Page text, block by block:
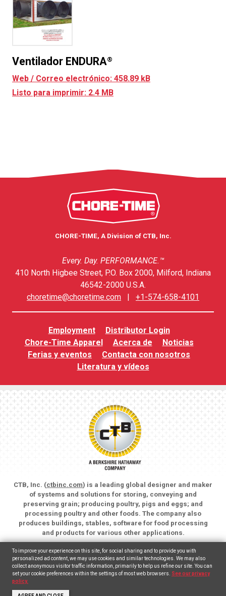
Ventilador ENDURA®
Web / Correo electrónico: 458.89 kB
Listo para imprimir: 2.4 MB
CHORE-TIME, A Division of CTB, Inc.
Every. Day. PERFORMANCE.™
410 North Higbee Street, P.O. Box 2000, Milford, Indiana
46542-2000 U.S.A.
choretime@choretime.com | +1-574-658-4101
Employment
Distributor Login
Chore-Time Apparel
Acerca de
Noticias
Ferias y eventos
Contacta con nosotros
Literatura y vídeos
CTB, Inc. (ctbinc.com) is a leading global designer and maker
of systems and solutions for storing, conveying and
preserving grain; producing poultry, pigs and eggs; and
processing poultry and other foods. The company also
produces buildings, stables, software for food processing
and products for various other applications.
Copyright © 2026 CTB, Inc. All rights reserved.
Legal Notices
Animal Care
To improve your experience on this site, for social sharing and to provide you with
personalized ad content, we may use cookies and similar technologies. We may also
collect anonymous visitor traffic information, primarily to help us refine our site. You can
set your cookie preferences within the settings of most web browsers. See our privacy
policy.